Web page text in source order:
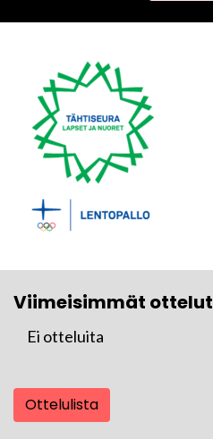
Viimeisimmät ottelut
Ei otteluita
Ottelulista